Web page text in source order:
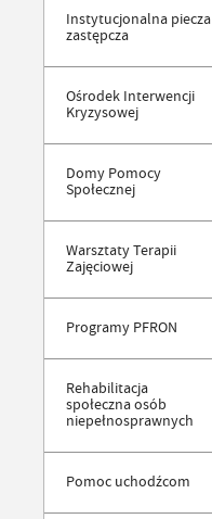
Instytucjonalna piecza
zastępcza
Ośrodek Interwencji
Kryzysowej
Domy Pomocy
Społecznej
Warsztaty Terapii
Zajęciowej
Programy PFRON
Rehabilitacja
społeczna osób
niepełnosprawnych
Pomoc uchodźcom